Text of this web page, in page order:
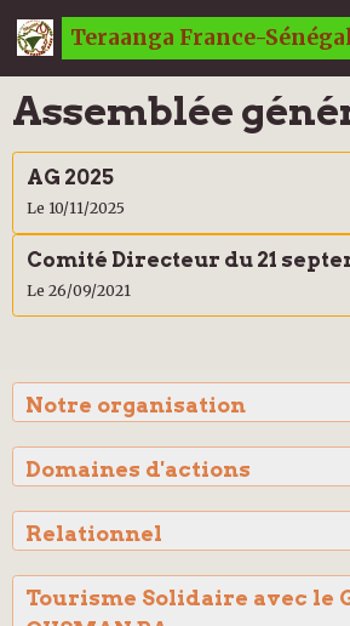
Teraanga France-
Assemblée
AG 2025
Le 10/11/2025
Comité Directeur du 21
Le 26/09/2021
Notre organisation
Domaines d'actions
Relationnel
Tourisme Solidaire avec le